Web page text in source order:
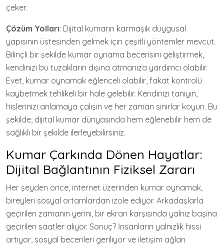
çeker.
Çözüm Yolları: Dijital kumarın karmaşık duygusal
yapısının üstesinden gelmek için çeşitli yöntemler mevcut.
Bilinçli bir şekilde kumar oynama becerisini geliştirmek,
kendinizi bu tuzakların dışına atmanıza yardımcı olabilir.
Evet, kumar oynamak eğlenceli olabilir, fakat kontrolü
kaybetmek tehlikeli bir hale gelebilir. Kendinizi tanıyın,
hislerinizi anlamaya çalışın ve her zaman sınırlar koyun. Bu
şekilde, dijital kumar dünyasında hem eğlenebilir hem de
sağlıklı bir şekilde ilerleyebilirsiniz.
Kumar Çarkında Dönen Hayatlar:
Dijital Bağlantının Fiziksel Zararı
Her şeyden önce, internet üzerinden kumar oynamak,
bireyleri sosyal ortamlardan izole ediyor. Arkadaşlarla
geçirilen zamanın yerini, bir ekran karşısında yalnız başına
geçirilen saatler alıyor. Sonuç? İnsanların yalnızlık hissi
artıyor, sosyal becerileri geriliyor ve iletişim ağları